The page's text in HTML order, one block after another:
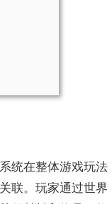
统在整体游戏玩法
联。玩家通过世界